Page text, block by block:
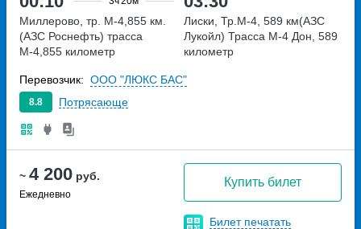
~ 4 200 руб.
Ежедневно
Купить билет
Билет печатать
Миллерово, тр. М-4,855 км.
(АЗС Роснефть) трасса
М-4,855 километр
Лиски, Тр.М-4, 589 км(АЗС
Лукойл) Трасса М-4 Дон, 589
километр
8.8 Потрясающе
Перевозчик: ООО "ЛЮКС БАС"